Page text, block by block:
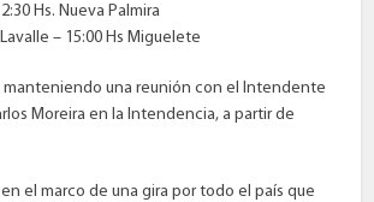
Hs. Nueva Palmira
– 15:00 Hs Miguelete
manteniendo una reunión con el Intendente
Moreira en la Intendencia, a partir de
en el marco de una gira por todo el país que